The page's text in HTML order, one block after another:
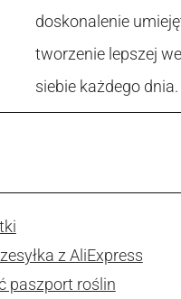
doskonalenie
tworzenie lepszej
siebie każdego dnia.
z AliExpress
paszport roślin